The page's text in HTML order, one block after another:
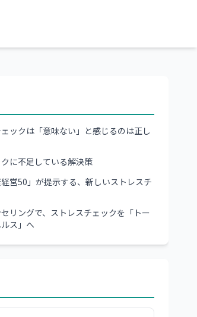
ックは「意味ない」と感じるのは正し
に不足している解決策
経営50」が提示する、新しいストレスチ
リングで、ストレスチェックを「トー
ス」へ